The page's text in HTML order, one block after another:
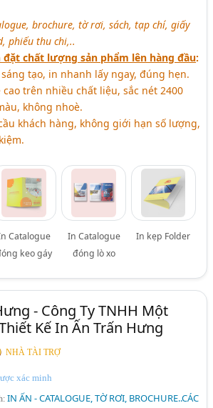
brochure, tờ rơi, sách, tạp chí, giấy
phiếu thu chi,..
chất lượng sản phẩm lên hàng đầu:
tạo, in nhanh lấy ngay, đúng hẹn.
trên nhiều chất liệu, sắc nét 2400
không nhoè.
khách hàng, không giới hạn số lượng,
Catalogue
keo gáy
In Catalogue
đóng lò xo
In kẹp Folder
- Công Ty TNHH Một
Kế In Ấn Trấn Hưng
NHÀ TÀI TRỢ
xác minh
IN ẤN - CATALOGUE, TỜ RƠI, BROCHURE..CÁC